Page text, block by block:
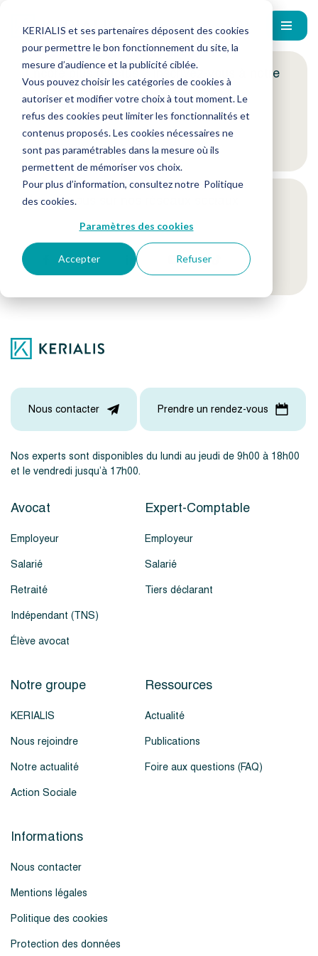
KERIALIS et ses partenaires déposent des cookies
pour permettre le bon fonctionnement du site, la
mesure d’audience et la publicité ciblée.
Vous pouvez choisir les catégories de cookies à
autoriser et modifier votre choix à tout moment. Le
refus des cookies peut limiter les fonctionnalités et
contenus proposés. Les cookies nécessaires ne
sont pas paramétrables dans la mesure où ils
permettent de mémoriser vos choix.
Pour plus d’information, consultez notre Politique
des cookies.
Paramètres des cookies
Accepter Refuser
Encore plus d'actus ? Inscrivez-vous à notre
newsletter !
Je m'inscris
Suivez-nous sur nos réseaux sociaux
Nos experts sont disponibles du lundi au jeudi de 9h00 à 18h00
et le vendredi jusqu’à 17h00.
Nous contacter Prendre un rendez-vous
Avocat
Employeur
Salarié
Retraité
Indépendant (TNS)
Élève avocat
Expert-Comptable
Employeur
Salarié
Tiers déclarant
Notre groupe
KERIALIS
Nous rejoindre
Notre actualité
Action Sociale
Ressources
Actualité
Publications
Foire aux questions (FAQ)
Informations
Nous contacter
Mentions légales
Politique des cookies
Protection des données